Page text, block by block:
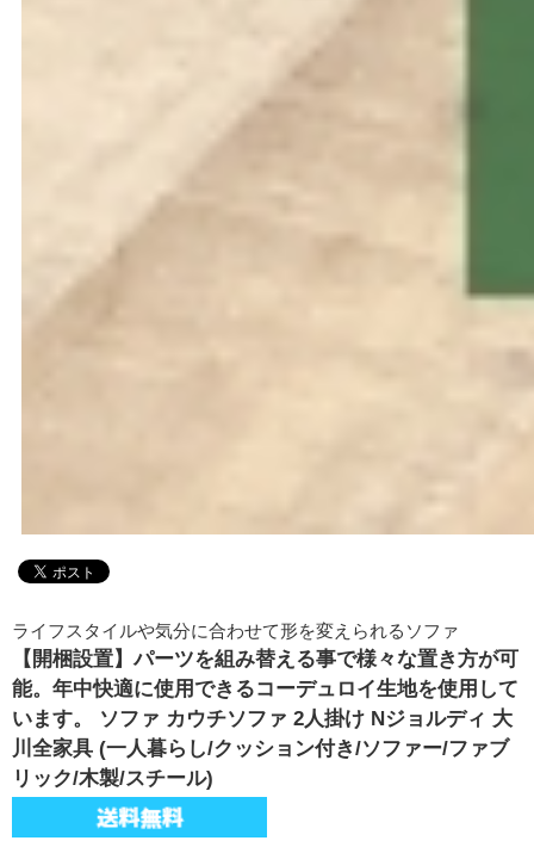
ライフスタイルや気分に合わせて形を変えられるソファ
【開梱設置】パーツを組み替える事で様々な置き方が可
能。年中快適に使用できるコーデュロイ生地を使用して
います。 ソファ カウチソファ 2人掛け Nジョルディ 大
川全家具 (一人暮らし/クッション付き/ソファー/ファブ
リック/木製/スチール)